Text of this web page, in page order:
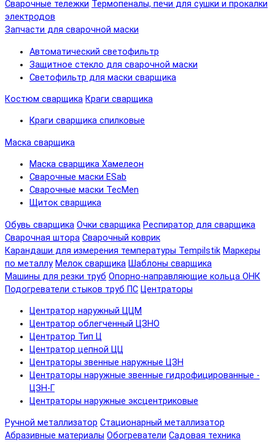
Сварочные тележки Термопеналы, печи для сушки и прокалки
электродов
Запчасти для сварочной маски
Автоматический светофильтр
Защитное стекло для сварочной маски
Светофильтр для маски сварщика
Костюм сварщика Краги сварщика
Краги сварщика спилковые
Маска сварщика
Маска сварщика Хамелеон
Сварочные маски ESab
Сварочные маски TecMen
Щиток сварщика
Обувь сварщика Очки сварщика Респиратор для сварщика
Сварочная штора Сварочный коврик
Карандаши для измерения температуры Tempilstik Маркеры
по металлу Мелок сварщика Шаблоны сварщика
Машины для резки труб Опорно-направляющие кольца ОНК
Подогреватели стыков труб ПС Центраторы
Центратор наружный ЦЦМ
Центратор облегченный ЦЗНО
Центратор Тип Ц
Центратор цепной ЦЦ
Центраторы звенные наружные ЦЗН
Центраторы наружные звенные гидрофицированные -
ЦЗН-Г
Центраторы наружные эксцентриковые
Ручной металлизатор Стационарный металлизатор
Абразивные материалы Обогреватели Садовая техника